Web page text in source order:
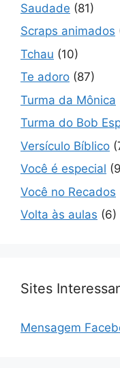
Saudade (81)
Scraps animados
Tchau (10)
Te adoro (87)
Turma da Mônica
Turma do Bob
Versículo Bíblico
Você é especial
Você no Recados
Volta às aulas (6)
Sites
Mensagem